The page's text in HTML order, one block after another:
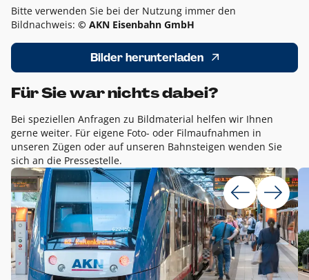
Bitte verwenden Sie bei der Nutzung immer den
Bildnachweis: © AKN Eisenbahn GmbH
Bilder herunterladen
Für Sie war nichts dabei?
Bei speziellen Anfragen zu Bildmaterial helfen wir Ihnen
gerne weiter. Für eigene Foto- oder Filmaufnahmen in
unseren Zügen oder auf unseren Bahnsteigen wenden Sie
sich an die Pressestelle.